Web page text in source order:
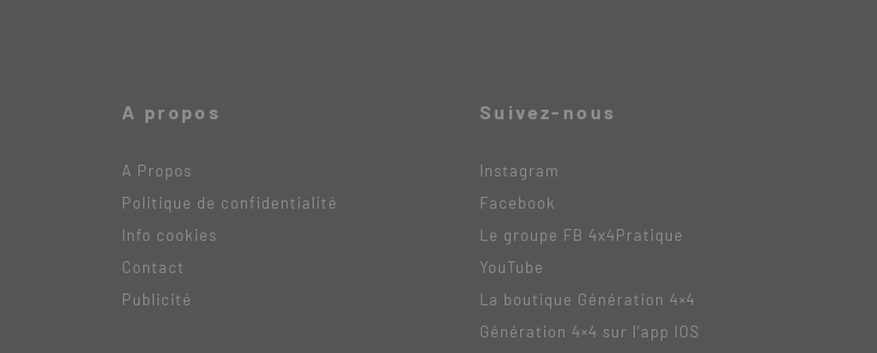
A propos
A Propos
Politique de confidentialité
Info cookies
Contact
Publicité
Suivez-nous
Instagram
Facebook
Le groupe FB 4x4Pratique
YouTube
La boutique Génération 4×4
Génération 4×4 sur l’app IOS